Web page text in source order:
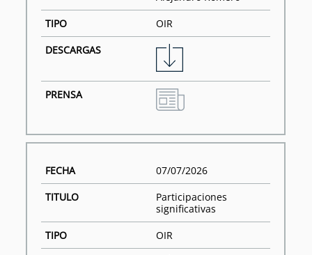
OIR
07/07/2026
Participaciones
significativas
OIR